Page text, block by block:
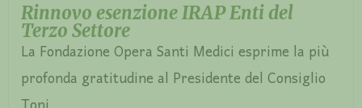
Rinnovo esenzione IRAP Enti del
Terzo Settore
La Fondazione Opera Santi Medici esprime la più
profonda gratitudine al Presidente del Consiglio